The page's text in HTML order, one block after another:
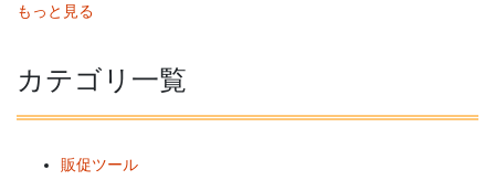
もっと見る
カテゴリ一覧
販促ツール